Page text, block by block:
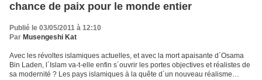
chance de paix pour le monde entier
Publié le 03/05/2011 à 12:10
Par Musengeshi Kat
Avec les révoltes islamiques actuelles, et avec la mort apaisante d´Osama
Bin Laden, l´Islam va-t-elle enfin s´ouvrir les portes objectives et réalistes de
sa modernité ? Les pays islamiques à la quête d´un nouveau réalisme